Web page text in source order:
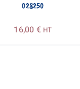
028250
16,00 € HT